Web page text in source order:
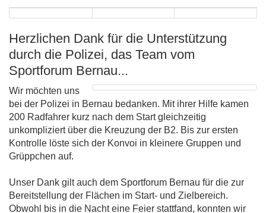
Herzlichen Dank für die Unterstützung
durch die Polizei, das Team vom
Sportforum Bernau...
Wir möchten uns
bei der Polizei in Bernau bedanken. Mit ihrer Hilfe kamen
200 Radfahrer kurz nach dem Start gleichzeitig
unkompliziert über die Kreuzung der B2. Bis zur ersten
Kontrolle löste sich der Konvoi in kleinere Gruppen und
Grüppchen auf.
Unser Dank gilt auch dem Sportforum Bernau für die zur
Bereitstellung der Flächen im Start- und Zielbereich.
Obwohl bis in die Nacht eine Feier stattfand, konnten wir